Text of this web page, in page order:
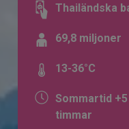
Thailändska
69,8 miljoner
13-36°C
Sommartid
timmar